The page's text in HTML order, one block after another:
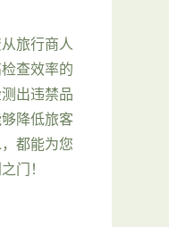
旅行商人
查效率的
出违禁品
降低旅客
都能为您
门！